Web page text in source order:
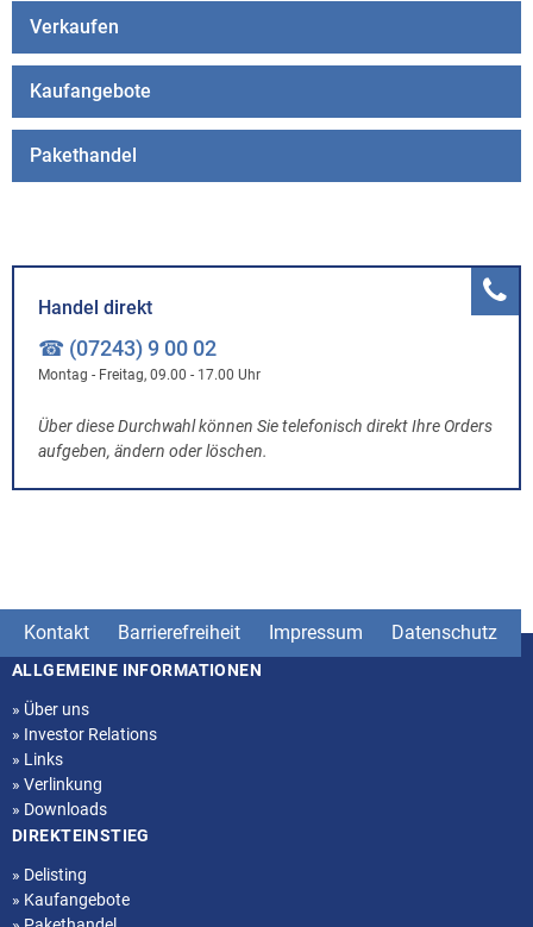
Verkaufen
Kaufangebote
Pakethandel
Handel direkt
☎ (07243) 9 00 02
Montag - Freitag, 09.00 - 17.00 Uhr
Über diese Durchwahl können Sie telefonisch direkt Ihre Orders
aufgeben, ändern oder löschen.
Kontakt Barrierefreiheit Impressum Datenschutz
Seitenstruktur
ALLGEMEINE INFORMATIONEN
» Über uns
» Investor Relations
» Links
» Verlinkung
» Downloads
DIREKTEINSTIEG
» Delisting
» Kaufangebote